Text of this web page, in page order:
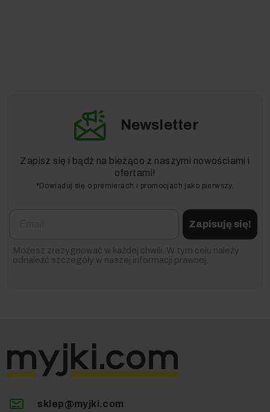
Newsletter
Zapisz się i bądź na bieżąco z naszymi nowościami i
ofertami!
*Dowiaduj się o premierach i promocjach jako pierwszy.
Zapisuję się!
Możesz zrezygnować w każdej chwili. W tym celu należy
odnaleźć szczegóły w naszej informacji prawnej.
sklep@myjki.com